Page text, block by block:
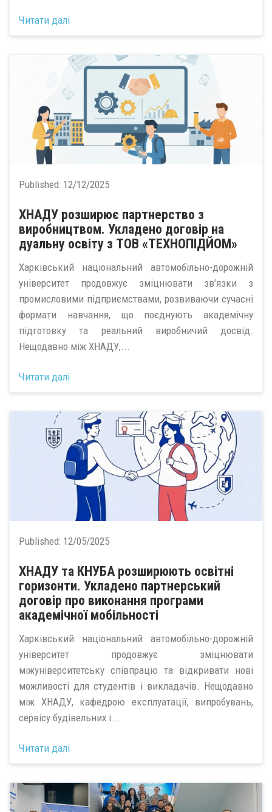
Читати далі
Published: 12/12/2025
ХНАДУ розширює партнерство з
виробництвом. Укладено договір на
дуальну освіту з ТОВ «ТЕХНОПІДЙОМ»
Харківський національний автомобільно-дорожній
університет продовжує зміцнювати зв’язки з
промисловими підприємствами, розвиваючи сучасні
формати навчання, що поєднують академічну
підготовку та реальний виробничий досвід.
Нещодавно між ХНАДУ,...
Читати далі
Published: 12/05/2025
ХНАДУ та КНУБА розширюють освітні
горизонти. Укладено партнерський
договір про виконання програми
академічної мобільності
Харківський національний автомобільно-дорожній
університет продовжує зміцнювати
міжуніверситетську співпрацю та відкривати нові
можливості для студентів і викладачів. Нещодавно
між ХНАДУ, кафедрою експлуатації, випробувань,
сервісу будівельних і...
Читати далі